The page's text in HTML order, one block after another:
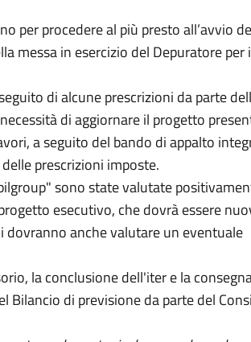
per procedere al più presto all’avvio
messa in esercizio del Depuratore
di alcune prescrizioni da parte
di aggiornare il progetto
a seguito del bando di appalto
prescrizioni imposte.
sono state valutate
esecutivo, che dovrà essere
dovranno anche valutare un eventuale
la conclusione dell'iter e la
Bilancio di previsione da parte del